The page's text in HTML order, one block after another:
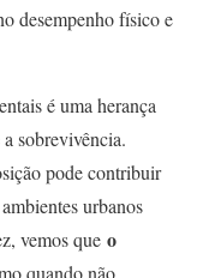
desempenho físico e
é uma herança
sobrevivência.
pode contribuir
urbanos
vemos que o